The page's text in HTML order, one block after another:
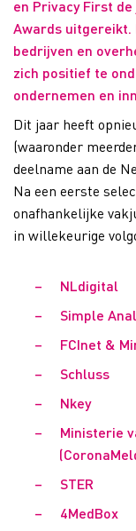
en Privacy First
Awards uitgereikt.
bedrijven en
zich positief te
ondernemen en
Dit jaar heeft
(waaronder
deelname aan de
Na een eerste
onafhankelijke
in willekeurige
–
NLdigital
–
Simple
–
FCInet &
–
Schluss
–
Nkey
–
Ministerie
–
STER
–
4MedBox